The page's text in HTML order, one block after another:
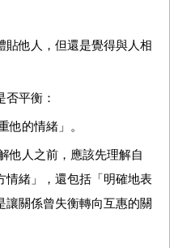
貼他人，但還是覺得與人相
平衡：
他的情緒」。
他人之前，應該先理解自
情緒」，還包括「明確地表
讓關係曾失衡轉向互惠的關